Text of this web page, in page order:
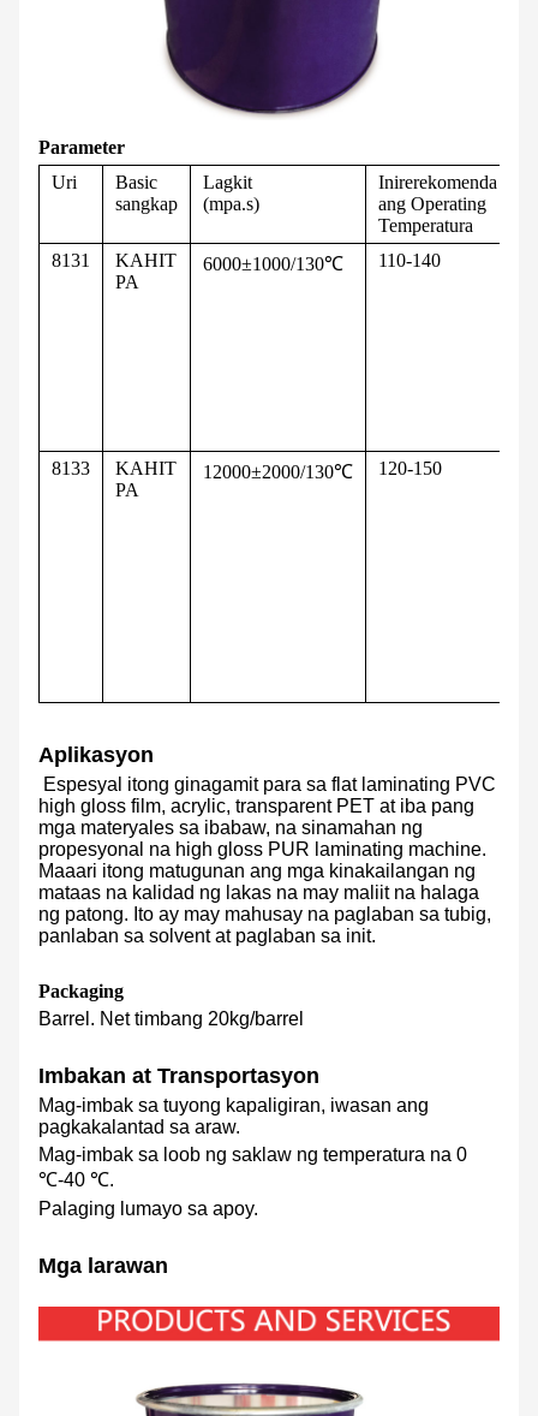
Parameter
Uri
Basic
sangkap
Lagkit
(mpa.s)
Inirerekomenda
ang Operating
Temperatura
8131
KAHIT
PA
6000±1000/130℃ 110-140
8133
KAHIT
PA
12000±2000/130℃ 120-150
Aplikasyon
Espesyal itong ginagamit para sa flat laminating PVC
high gloss film, acrylic, transparent PET at iba pang
mga materyales sa ibabaw, na sinamahan ng
propesyonal na high gloss PUR laminating machine.
Maaari itong matugunan ang mga kinakailangan ng
mataas na kalidad ng lakas na may maliit na halaga
ng patong. Ito ay may mahusay na paglaban sa tubig,
panlaban sa solvent at paglaban sa init.
Packaging
Barrel. Net timbang 20kg/barrel
Imbakan at Transportasyon
Mag-imbak sa tuyong kapaligiran, iwasan ang
pagkakalantad sa araw.
Mag-imbak sa loob ng saklaw ng temperatura na 0
℃-40 ℃.
Palaging lumayo sa apoy.
Mga larawan